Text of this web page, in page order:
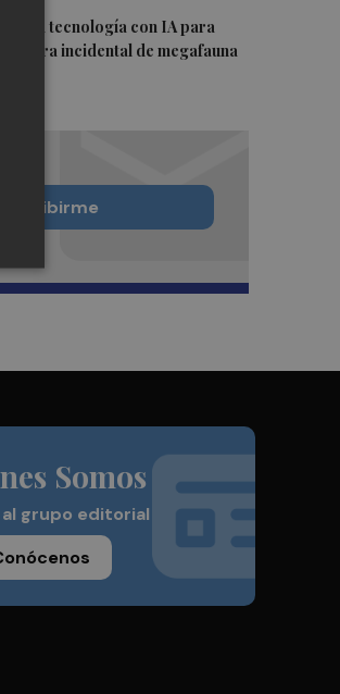
una tecnología con IA para
captura incidental de megafauna
Somos
grupo editorial